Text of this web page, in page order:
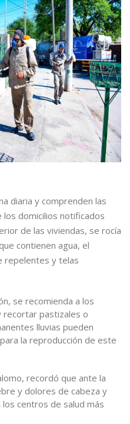
diaria y comprenden las
domicilios notificados
de las viviendas, se rocía
contienen agua, el
repelentes y telas
se recomienda a los
recortar pastizales o
lluvias pueden
la reproducción de este
recordó que ante la
y dolores de cabeza y
centros de salud más